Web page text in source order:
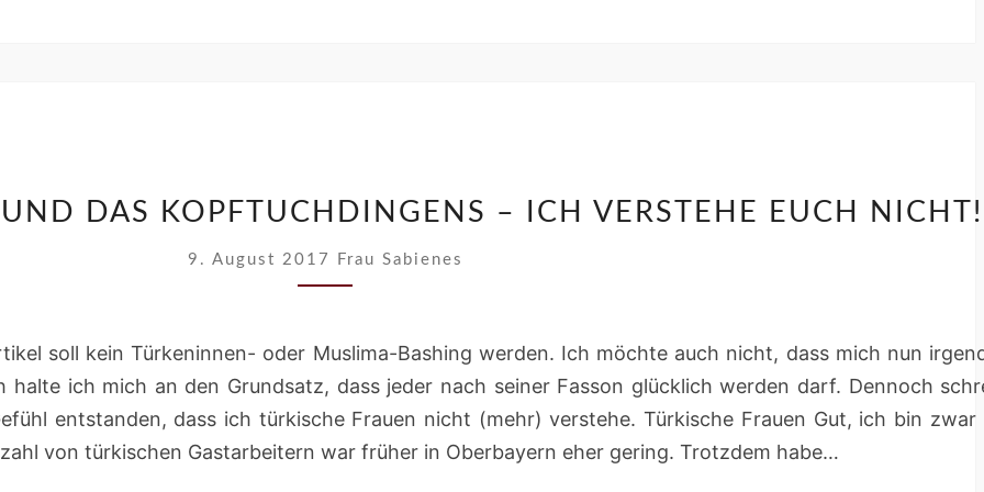
FRAUEN
UND
DAS
–
ICH
VERSTEHE
EUCH
DAS KOPFTUCHDINGENS – ICH VERSTEHE EUCH NICHT!
9. August 2017 Frau Sabienes
soll kein Türkeninnen- oder Muslima-Bashing werden. Ich möchte auch nicht, dass mich nun
halte ich mich an den Grundsatz, dass jeder nach seiner Fasson glücklich werden darf. Dennoch
entstanden, dass ich türkische Frauen nicht (mehr) verstehe. Türkische Frauen Gut, ich bin
von türkischen Gastarbeitern war früher in Oberbayern eher gering. Trotzdem habe…